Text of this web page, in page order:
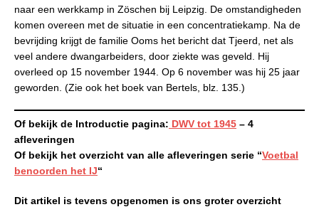
naar een werkkamp in Zöschen bij Leipzig. De omstandigheden
komen overeen met de situatie in een concentratiekamp. Na de
bevrijding krijgt de familie Ooms het bericht dat Tjeerd, net als
veel andere dwangarbeiders, door ziekte was geveld. Hij
overleed op 15 november 1944. Op 6 november was hij 25 jaar
geworden. (Zie ook het boek van Bertels, blz. 135.)
Of bekijk de Introductie pagina: DWV tot 1945 – 4
afleveringen
Of bekijk het overzicht van alle afleveringen serie “Voetbal
benoorden het IJ“
Dit artikel is tevens opgenomen is ons groter overzicht